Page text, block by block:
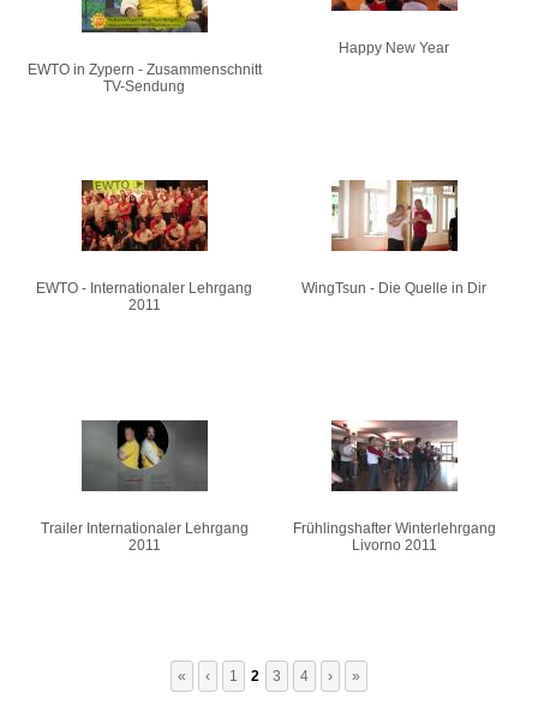
EWTO in Zypern - Zusammenschnitt
TV-Sendung
Happy New Year
EWTO - Internationaler Lehrgang
2011
WingTsun - Die Quelle in Dir
Trailer Internationaler Lehrgang
2011
Frühlingshafter Winterlehrgang
Livorno 2011
« ‹ 1 2 3 4 › »